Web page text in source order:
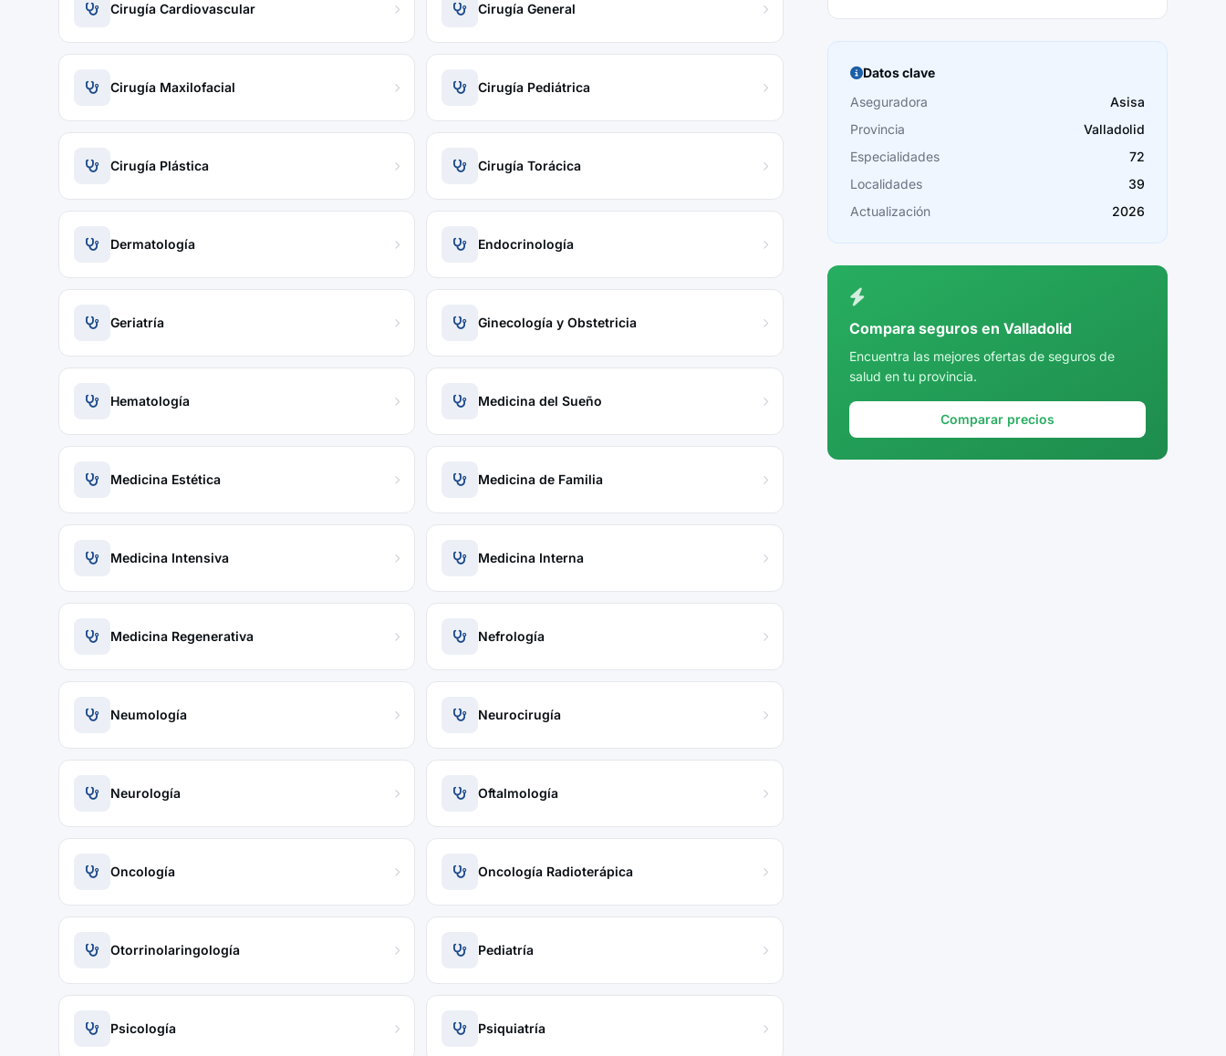
Cirugía Cardiovascular Cirugía General
Cirugía Maxilofacial Cirugía Pediátrica
Cirugía Plástica Cirugía Torácica
Dermatología Endocrinología
Geriatría Ginecología y Obstetricia
Hematología Medicina del Sueño
Medicina Estética Medicina de Familia
Medicina Intensiva Medicina Interna
Medicina Regenerativa Nefrología
Neumología Neurocirugía
Neurología Oftalmología
Oncología Oncología Radioterápica
Otorrinolaringología Pediatría
Psicología Psiquiatría
Burgos
Cáceres
Cádiz
Cantabria
Castellón
Córdoba
Cuenca
Girona
Datos clave
Aseguradora
Asisa
Provincia
Valladolid
Especialidades
72
Localidades
39
Actualización
2026
Compara seguros en Valladolid
Encuentra las mejores ofertas de seguros de
salud en tu provincia.
Comparar precios